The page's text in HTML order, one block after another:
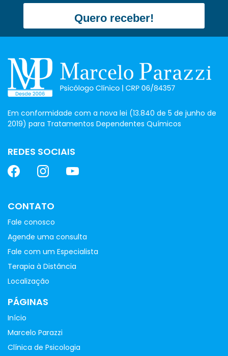
Quero receber!
Em conformidade com a nova lei (13.840 de 5 de junho de
2019) para Tratamentos Dependentes Químicos
REDES SOCIAIS
CONTATO
Fale conosco
Agende uma consulta
Fale com um Especialista
Terapia à Distância
Localização
PÁGINAS
Início
Marcelo Parazzi
Clínica de Psicologia